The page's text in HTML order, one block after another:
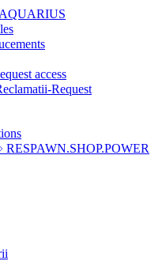
access
Request